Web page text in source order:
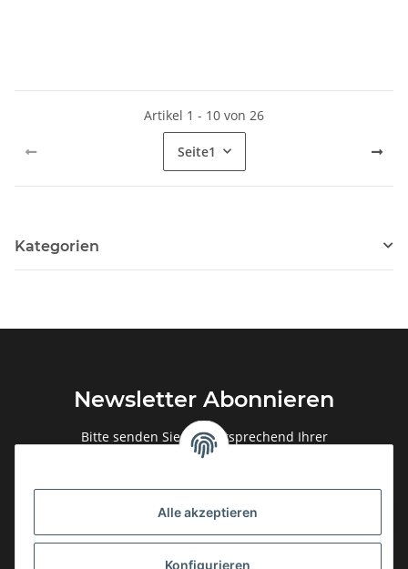
Alle akzeptieren
Konfigurieren
Artikel 1 - 10 von 26
Seite1
Kategorien
Newsletter Abonnieren
Bitte senden Sie mir entsprechend Ihrer
regelmäßig und jederzeit widerruflich
Newsletter Abonnieren